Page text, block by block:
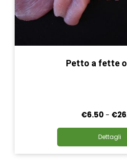
Petto a fette
€6.50 - €
ha
Dettagli